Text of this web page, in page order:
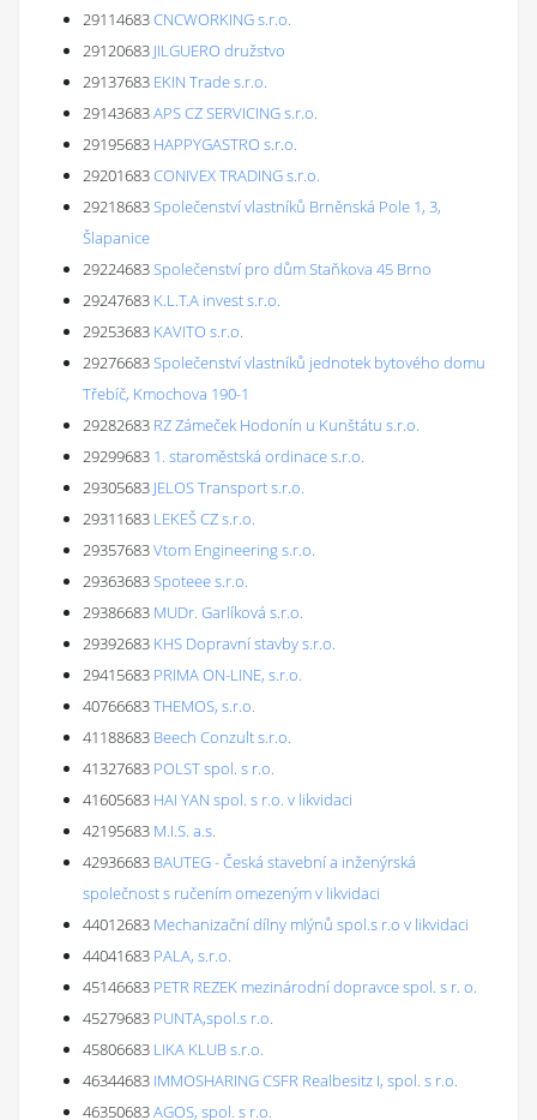
29114683CNCWORKING s.r.o.
29120683 JILGUERO družstvo
29137683 EKIN Trade s.r.o.
29143683APS CZ SERVICING s.r.o.
29195683 HAPPYGASTRO s.r.o.
29201683CONIVEX TRADING s.r.o.
29218683Společenství vlastníků Brněnská Pole 1, 3,
Šlapanice
29224683Společenství pro dům Staňkova 45 Brno
29247683 K.L.T.A invest s.r.o.
29253683 KAVITO s.r.o.
29276683Společenství vlastníků jednotek bytového domu
Třebíč, Kmochova 190-1
29282683 RZ Zámeček Hodonín u Kunštátu s.r.o.
29299683 1. staroměstská ordinace s.r.o.
29305683 JELOS Transport s.r.o.
29311683 LEKEŠ CZ s.r.o.
29357683Vtom Engineering s.r.o.
29363683Spoteee s.r.o.
29386683 MUDr. Garlíková s.r.o.
29392683 KHS Dopravní stavby s.r.o.
29415683 PRIMA ON-LINE, s.r.o.
40766683THEMOS, s.r.o.
41188683 Beech Conzult s.r.o.
41327683 POLST spol. s r.o.
41605683 HAI YAN spol. s r.o. v likvidaci
42195683 M.I.S. a.s.
42936683 BAUTEG - Česká stavební a inženýrská
společnost s ručením omezeným v likvidaci
44012683 Mechanizační dílny mlýnů spol.s r.o v likvidaci
44041683 PALA, s.r.o.
45146683 PETR REZEK mezinárodní dopravce spol. s r. o.
45279683 PUNTA,spol.s r.o.
45806683 LIKA KLUB s.r.o.
46344683 IMMOSHARING CSFR Realbesitz I, spol. s r.o.
46350683AGOS, spol. s r.o.